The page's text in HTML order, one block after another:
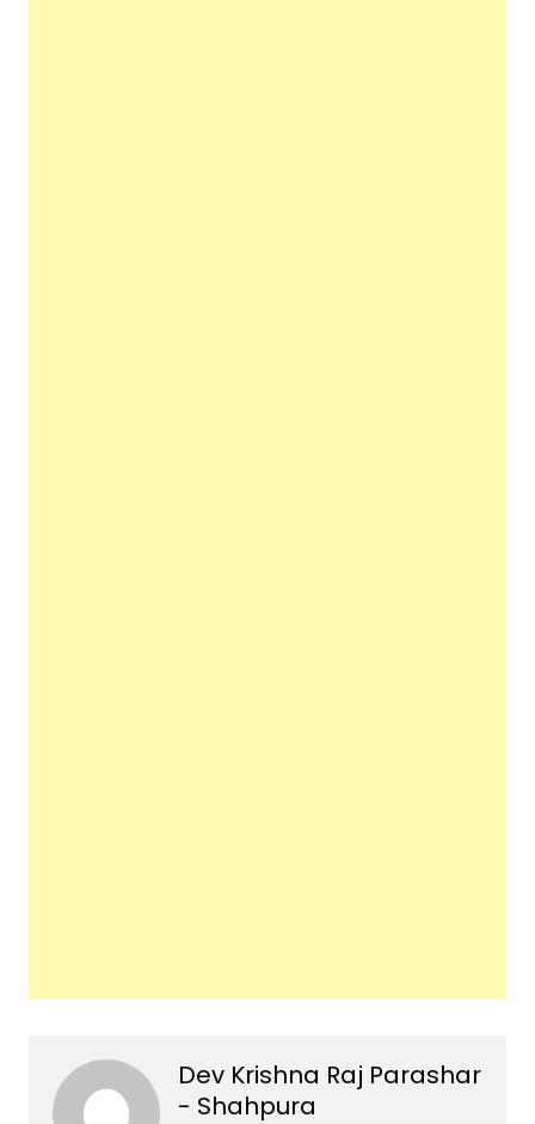
Dev Krishna Raj Parashar
- Shahpura